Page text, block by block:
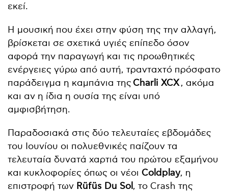
εκεί.
Η μουσική που έχει στην φύση της την αλλαγή,
βρίσκεται σε σχετικά υγιές επίπεδο όσον
αφορά την παραγωγή και τις προωθητικές
ενέργειες γύρω από αυτή, τρανταχτό πρόσφατο
παράδειγμα η καμπάνια τηςCharli XCX, ακόμα
και αν η ίδια η ουσία της είναι υπό
αμφισβήτηση.
Παραδοσιακά στις δύο τελευταίες εβδομάδες
του Ιουνίου οι πολυεθνικές παίζουν τα
τελευταία δυνατά χαρτιά του πρώτου εξαμήνου
και κυκλοφορίες όπως οι νέοι Coldplay, η
επιστροφή των Rüfüs Du Sol, το Crash της